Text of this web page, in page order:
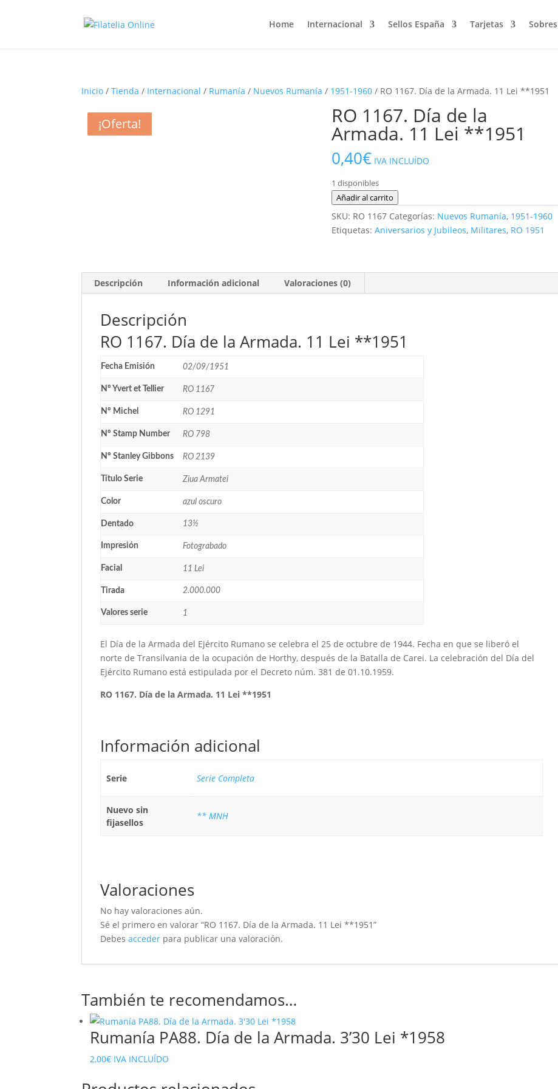
Home Internacional Sellos España Tarjetas Sobres
Inicio /Tienda / Internacional / Rumanía / Nuevos Rumanía / 1951-1960 / RO 1167. Día de la Armada. 11 Lei **1951
RO 1167. Día de la
Armada. 11 Lei **1951
0,40€ IVA INCLUÍDO
1 disponibles
RO
1167.
Día
11
Lei
Añadir al carrito
SKU: RO 1167 Categorías: Nuevos Rumanía, 1951-1960
Etiquetas:Aniversarios y Jubileos, Militares, RO 1951
Descripción Información adicional Valoraciones (0)
Descripción
RO 1167. Día de la Armada. 11 Lei **1951
Fecha Emisión 02/09/1951
Nº Yvert et Tellier RO 1167
Nº Michel RO 1291
Nº Stamp Number RO 798
Nº Stanley Gibbons RO 2139
Título Serie Ziua Armatei
Color azul oscuro
Dentado 13½
Impresión Fotograbado
Facial 11 Lei
Tirada 2.000.000
Valores serie 1
El Día de la Armada del Ejército Rumano se celebra el 25 de octubre de 1944. Fecha en que se liberó el
norte de Transilvania de la ocupación de Horthy, después de la Batalla de Carei. La celebración del Día del
Ejército Rumano está estipulada por el Decreto núm. 381 de 01.10.1959.
RO 1167. Día de la Armada. 11 Lei **1951
Información adicional
Serie Serie Completa
Nuevo sin
fijasellos
** MNH
Valoraciones
No hay valoraciones aún.
Sé el primero en valorar “RO 1167. Día de la Armada. 11 Lei **1951”
Debesacceder para publicar una valoración.
También te recomendamos…
Rumanía PA88. Día de la Armada. 3’30 Lei *1958
2,00€ IVA INCLUÍDO
¡Oferta!
¡Oferta!
¡Oferta!